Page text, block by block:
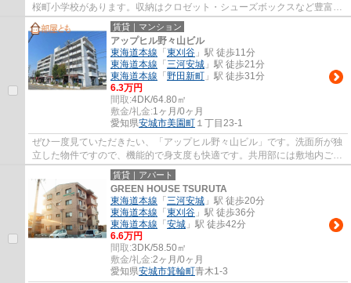
桜町小学校があります。収納はクロゼット・シューズボックスなど豊富な
ので、広々と空間を利用することも可能です...
賃貸｜マンション
アップヒル野々山ビル
東海道本線 「 東刈谷 」駅 徒歩11分
東海道本線 「 三河安城 」駅 徒歩21分
東海道本線 「 野田新町 」駅 徒歩31分
6.3万円
間取:4DK/64.80㎡
敷金/礼金:1ヶ月/0ヶ月
愛知県安城市美園町 １丁目23-1
ぜひ一度見ていただきたい、「アップヒル野々山ビル」です。洗面所が独
立した物件ですので、機能的で身支度も快適です。共用部には敷地内ごみ
置き場・エレベータなど様々な設備やサー...
賃貸｜アパート
GREEN HOUSE TSURUTA
東海道本線 「 三河安城 」駅 徒歩20分
東海道本線 「 東刈谷 」駅 徒歩36分
東海道本線 「 安城 」駅 徒歩42分
6.6万円
間取:3DK/58.50㎡
敷金/礼金:2ヶ月/0ヶ月
愛知県安城市箕輪町青木1-3